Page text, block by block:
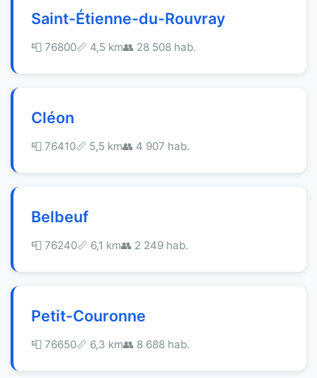
Saint-Étienne-du-Rouvray
📮 76800📏 4,5 km👥 28 508 hab.
Cléon
📮 76410📏 5,5 km👥 4 907 hab.
Belbeuf
📮 76240📏 6,1 km👥 2 249 hab.
Petit-Couronne
📮 76650📏 6,3 km👥 8 688 hab.